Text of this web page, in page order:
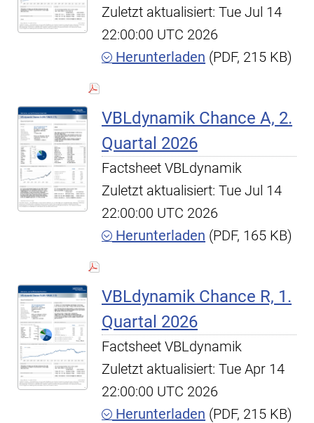
Zuletzt aktualisiert: Tue Jul 14
22:00:00 UTC 2026
Herunterladen (PDF, 215 KB)
VBLdynamik Chance A, 2.
Quartal 2026
Factsheet VBLdynamik
Zuletzt aktualisiert: Tue Jul 14
22:00:00 UTC 2026
Herunterladen (PDF, 165 KB)
VBLdynamik Chance R, 1.
Quartal 2026
Factsheet VBLdynamik
Zuletzt aktualisiert: Tue Apr 14
22:00:00 UTC 2026
Herunterladen (PDF, 215 KB)